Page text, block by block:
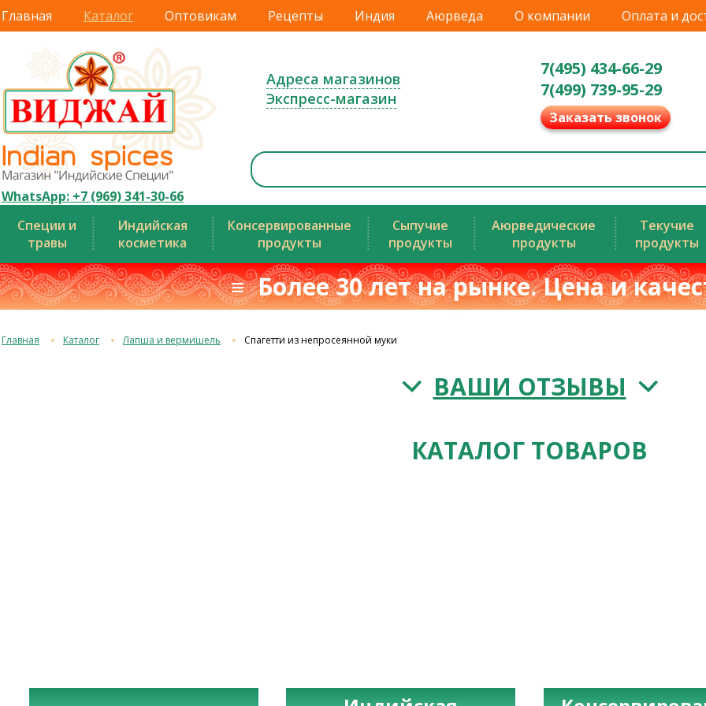
Главная Каталог Оптовикам Рецепты Индия Аюрведа О компании Оплата и
WhatsApp: +7 (969) 341-30-66
Адреса магазинов
Экспресс-магазин
7(495) 434-66-29
7(499) 739-95-29
Заказать звонок
Специи и
травы
Индийская
косметика
Консервированные
продукты
Сыпучие
продукты
Аюрведические
продукты
Текучие
продукты
≡ Более 30 лет на рынке. Цена и
Главная Каталог Лапша и вермишель Спагетти из непросеянной муки
ВАШИ ОТЗЫВЫ
КАТАЛОГ ТОВАРОВ